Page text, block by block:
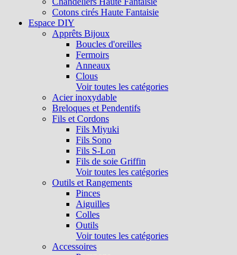
Cotons cirés Haute Fantaisie
Espace DIY
Apprêts Bijoux
Boucles d'oreilles
Fermoirs
Anneaux
Clous
Voir toutes les catégories
Acier inoxydable
Breloques et Pendentifs
Fils et Cordons
Fils Miyuki
Fils Sono
Fils S-Lon
Fils de soie Griffin
Voir toutes les catégories
Outils et Rangements
Pinces
Aiguilles
Colles
Outils
Voir toutes les catégories
Accessoires